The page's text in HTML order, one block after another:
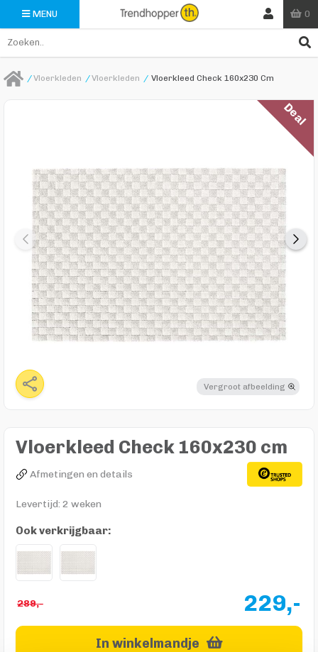
MENU 0
/Vloerkleden /Vloerkleden / Vloerkleed Check 160x230 Cm
Deal
Vergroot afbeelding
Vloerkleed Check 160x230 cm
Afmetingen en details
Levertijd: 2 weken
Ook verkrijgbaar:
229,-
289,-
In winkelmandje